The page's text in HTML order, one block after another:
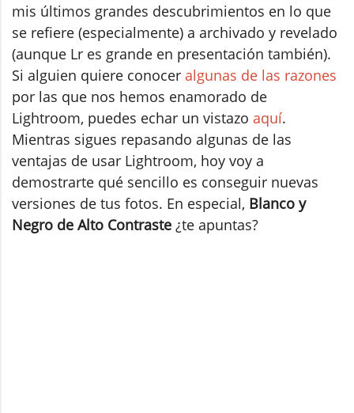
mis últimos grandes descubrimientos en lo que
se refiere (especialmente) a archivado y revelado
(aunque Lr es grande en presentación también).
Si alguien quiere conocer algunas de las razones
por las que nos hemos enamorado de
Lightroom, puedes echar un vistazo aquí.
Mientras sigues repasando algunas de las
ventajas de usar Lightroom, hoy voy a
demostrarte qué sencillo es conseguir nuevas
versiones de tus fotos. En especial, Blanco y
Negro de Alto Contraste ¿te apuntas?